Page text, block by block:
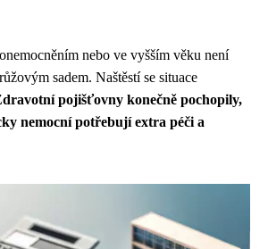
nebo ve vyšším věku není
sadem. Naštěstí se situace
pojišťovny konečně pochopily,
nemocní potřebují extra péči a